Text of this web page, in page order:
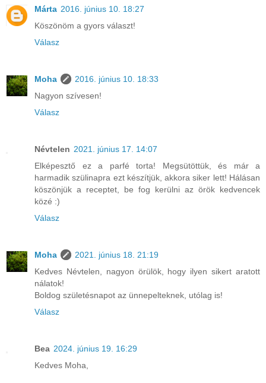
Márta 2016. június 10. 18:27
Köszönöm a gyors választ!
Válasz
Moha
2016. június 10. 18:33
Nagyon szívesen!
Válasz
Névtelen 2021. június 17. 14:07
Elképesztő ez a parfé torta! Megsütöttük, és már a
harmadik szülinapra ezt készítjük, akkora siker lett! Hálásan
köszönjük a receptet, be fog kerülni az örök kedvencek
közé :)
Válasz
Moha
2021. június 18. 21:19
Kedves Névtelen, nagyon örülök, hogy ilyen sikert aratott
nálatok!
Boldog születésnapot az ünnepelteknek, utólag is!
Válasz
Bea 2024. június 19. 16:29
Kedves Moha,